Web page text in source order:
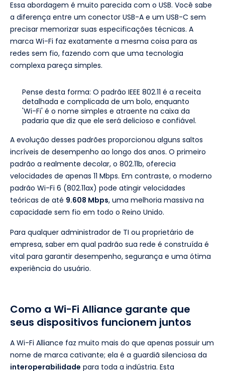
Essa abordagem é muito parecida com o USB. Você sabe
a diferença entre um conector USB-A e um USB-C sem
precisar memorizar suas especificações técnicas. A
marca Wi-Fi faz exatamente a mesma coisa para as
redes sem fio, fazendo com que uma tecnologia
complexa pareça simples.
Pense desta forma: O padrão IEEE 802.11 é a receita
detalhada e complicada de um bolo, enquanto
'Wi-Fi' é o nome simples e atraente na caixa da
padaria que diz que ele será delicioso e confiável.
A evolução desses padrões proporcionou alguns saltos
incríveis de desempenho ao longo dos anos. O primeiro
padrão a realmente decolar, o 802.11b, oferecia
velocidades de apenas 11 Mbps. Em contraste, o moderno
padrão Wi-Fi 6 (802.11ax) pode atingir velocidades
teóricas de até 9.608 Mbps, uma melhoria massiva na
capacidade sem fio em todo o Reino Unido.
Para qualquer administrador de TI ou proprietário de
empresa, saber em qual padrão sua rede é construída é
vital para garantir desempenho, segurança e uma ótima
experiência do usuário.
Como a Wi-Fi Alliance garante que
seus dispositivos funcionem juntos
A Wi-Fi Alliance faz muito mais do que apenas possuir um
nome de marca cativante; ela é a guardiã silenciosa da
interoperabilidade para toda a indústria. Esta